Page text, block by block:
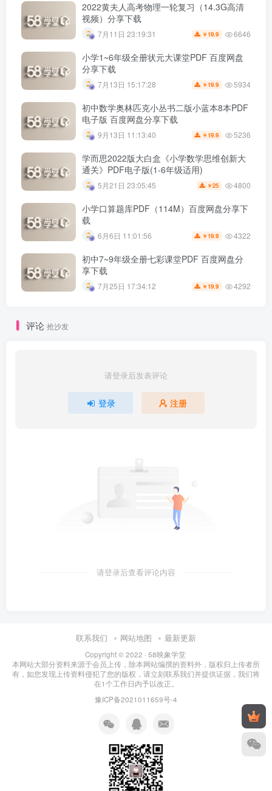
2022黄夫人高考物理一轮复习（14.3G高清
视频）分享下载
7月11日 23:19:31 ￥ 19.9 6646
小学1~6年级全册状元大课堂PDF 百度网盘
分享下载
7月13日 15:17:28 ￥ 19.9 5934
初中数学奥林匹克小丛书二版小蓝本8本PDF
电子版 百度网盘分享下载
9月13日 11:13:40 ￥ 19.9 5236
学而思2022版大白盒《小学数学思维创新大
通关》PDF电子版(1-6年级适用)
5月21日 23:05:45 ￥25 4800
小学口算题库PDF（114M）百度网盘分享下
载
6月6日 11:01:56 ￥ 19.9 4322
初中7~9年级全册七彩课堂PDF 百度网盘分
享下载
7月25日 17:34:12 ￥ 19.9 4292
评论 抢沙发
请登录后发表评论
登录 注册
请登录后查看评论内容
联系我们 网站地图 最新更新
Copyright © 2022 · 58映象学堂
本网站大部分资料来源于会员上传，除本网站编撰的资料外，版权归上传者所
有，如您发现上传资料侵犯了您的版权，请立刻联系我们并提供证据，我们将
在1个工作日内予以改正。
豫ICP备2021011659号-4